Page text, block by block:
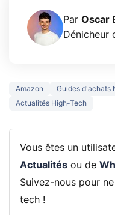
Par Oscar
Dénicheur
Amazon Guides d'achats
Actualités High-Tech
Vous êtes un
Actualitésou de
Suivez-nous pour
tech !